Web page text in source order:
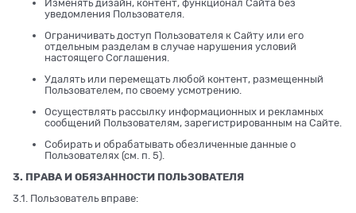
Изменять дизайн, контент, функционал Сайта без
уведомления Пользователя.
Ограничивать доступ Пользователя к Сайту или его
отдельным разделам в случае нарушения условий
настоящего Соглашения.
Удалять или перемещать любой контент, размещенный
Пользователем, по своему усмотрению.
Осуществлять рассылку информационных и рекламных
сообщений Пользователям, зарегистрированным на Сайте.
Собирать и обрабатывать обезличенные данные о
Пользователях (см. п. 5).
3. ПРАВА И ОБЯЗАННОСТИ ПОЛЬЗОВАТЕЛЯ
3.1. Пользователь вправе: